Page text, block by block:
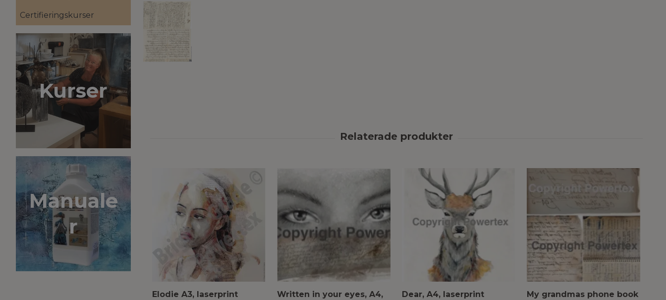
Certifieringskurser
Kurser
Manuale
r
Elodie A3, laserprint
Written in your eyes, A4,
Dear, A4, laserprint
My grandmas phone book